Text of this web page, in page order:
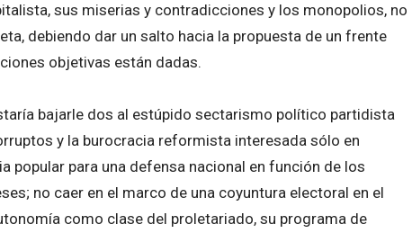
sus miserias y contradicciones y los monopolios, no
debiendo dar un salto hacia la propuesta de un frente
objetivas están dadas.
bajarle dos al estúpido sectarismo político partidista
y la burocracia reformista interesada sólo en
popular para una defensa nacional en función de los
no caer en el marco de una coyuntura electoral en el
como clase del proletariado, su programa de